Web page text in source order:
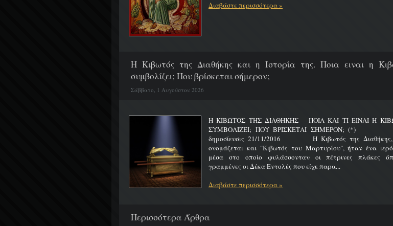
Διαβάστε περισσότερα »
H Κιβωτός της Διαθήκης και η Ιστορία της. Ποια ειναι η
συμβολίζει; Που βρίσκεται σήμερον;
Σάββατο, 1 Αυγούστου 2026
Η ΚΙΒΩΤΟΣ ΤΗΣ ΔΙΑΘΗΚΗΣ ΠΟΙΑ ΚΑΙ ΤΙ ΕΙΝΑΙ Η
ΣΥΜΒΟΛΙΖΕΙ; ΠΟΥ ΒΡΙΣΚΕΤΑΙ ΣΗΜΕΡΟΝ;
δημοσίευσις 21/11/2016 Η Κιβωτός της Διαθήκης,
ονομάζεται και "Κιβωτός του Μαρτυρίου", ήταν ένα ιερό
μέσα στο οποίο φυλάσσονταν οι πέτρινες πλάκες
γραμμένες οι Δέκα Εντολές που είχε παρα...
Διαβάστε περισσότερα »
Περισσότερα Άρθρα